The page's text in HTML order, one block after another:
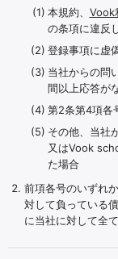
本規約、 Vook
の条項に違反
登録事項に虚
当社からの問
間以上応答が
第2条第4項各
その他、当社
又はVook
た場合
前項各号のいずれ
対して負っている
に当社に対して全